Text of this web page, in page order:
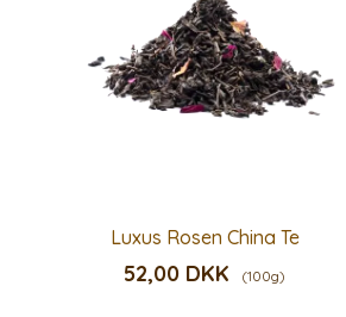
Luxus Rosen China Te
52,00 DKK (100g)